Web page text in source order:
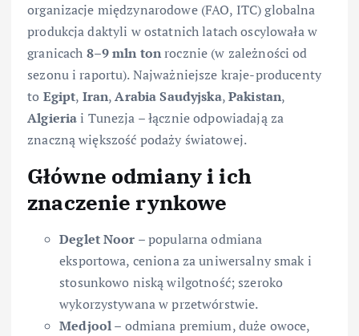
organizacje międzynarodowe (FAO, ITC) globalna
produkcja daktyli w ostatnich latach oscylowała w
granicach 8–9 mln tonrocznie (w zależności od
sezonu i raportu). Najważniejsze kraje-producenty
to Egipt, Iran,Arabia Saudyjska,Pakistan,
Algieriai Tunezja – łącznie odpowiadają za
znaczną większość podaży światowej.
Główne odmiany i ich
znaczenie rynkowe
Deglet Noor – popularna odmiana
eksportowa, ceniona za uniwersalny smak i
stosunkowo niską wilgotność; szeroko
wykorzystywana w przetwórstwie.
Medjool– odmiana premium, duże owoce,